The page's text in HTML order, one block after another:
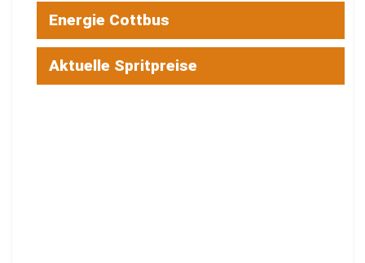
Energie Cottbus
Aktuelle Spritpreise